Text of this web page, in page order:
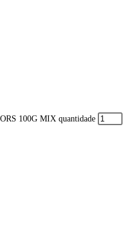
100G MIX quantidade